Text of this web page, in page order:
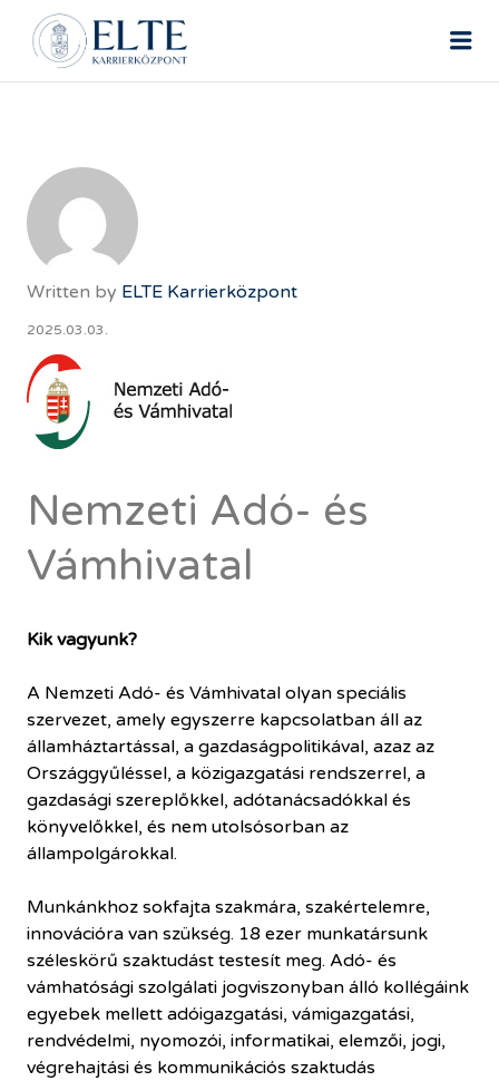
ELTE ÁLLÁSPORTÁL
Written by ELTE Karrierközpont
2025.03.03.
Nemzeti Adó- és
Vámhivatal
Kik vagyunk?
A Nemzeti Adó- és Vámhivatal olyan speciális
szervezet, amely egyszerre kapcsolatban áll az
államháztartással, a gazdaságpolitikával, azaz az
Országgyűléssel, a közigazgatási rendszerrel, a
gazdasági szereplőkkel, adótanácsadókkal és
könyvelőkkel, és nem utolsósorban az
állampolgárokkal.
Munkánkhoz sokfajta szakmára, szakértelemre,
innovációra van szükség. 18 ezer munkatársunk
széleskörű szaktudást testesít meg. Adó- és
vámhatósági szolgálati jogviszonyban álló kollégáink
egyebek mellett adóigazgatási, vámigazgatási,
rendvédelmi, nyomozói, informatikai, elemzői, jogi,
végrehajtási és kommunikációs szaktudás